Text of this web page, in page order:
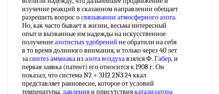
изучение реакций в сказанном направлении обещает
разрешить вопрос освязывании атмосферного азота.
Но, как часто бывает в жизни, весьма интересный
опыт и вызванные им надежды на искусственное
получениеазотистых удобрений не обратили на себя
в то время долниюго внимания, и только через 40 лет
засинтез аммиакаиз азота воздухавзялся Ф. Габер, и
первая заявка (патент) его относится к 1908 г. Он
показал, что система N2 + ЗН2 2N3 24 ккал
представляет равновесие, которое от условий
температуры,давленияи присутствиякатализатора